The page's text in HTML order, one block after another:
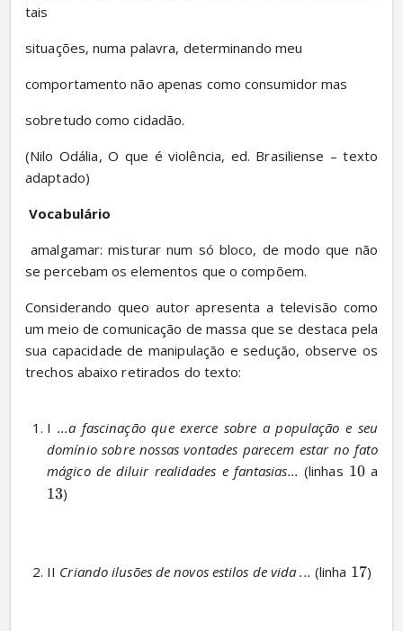
tais
situações, numa palavra, determinando meu
comportamento não apenas como consumidor mas
sobretudo como cidadão.
(Nilo Odália, O que é violência, ed. Brasiliense – texto
adaptado)
Vocabulário
amalgamar: misturar num só bloco, de modo que não
se percebam os elementos que o compõem.
Considerando queo autor apresenta a televisão como
um meio de comunicação de massa que se destaca pela
sua capacidade de manipulação e sedução, observe os
trechos abaixo retirados do texto:
I ...a fascinação que exerce sobre a população e seu
domínio sobre nossas vontades parecem estar no fato
mágico de diluir realidades e fantasias... (linhas 10 a
13)
II Criando ilusões de novos estilos de vida ... (linha 17)